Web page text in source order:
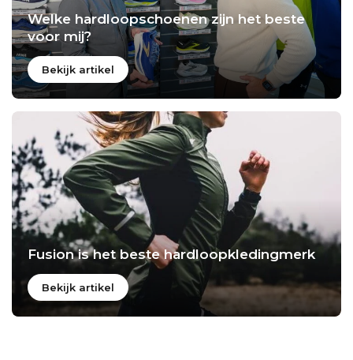
Welke hardloopschoenen zijn het beste
voor mij?
Bekijk artikel
Fusion is het beste hardloopkledingmerk
Bekijk artikel